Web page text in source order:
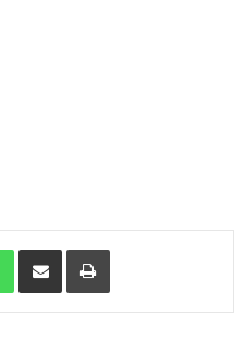
WhatsApp